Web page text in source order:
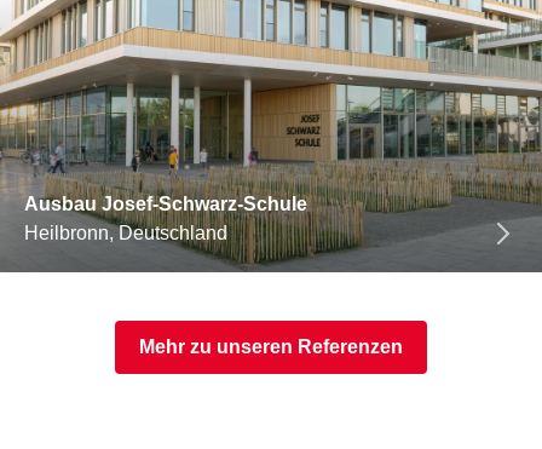
Ausbau Josef-Schwarz-Schule
Heilbronn, Deutschland
Mehr zu unseren Referenzen